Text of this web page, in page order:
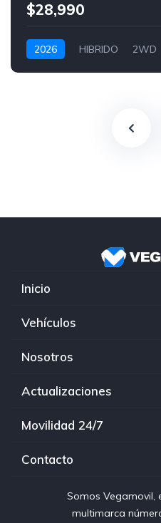
$28,990
2026 HIBRIDO 2WD
Inicio
Vehículos
Nosotros
Actualizaciones
Movilidad 24/7
Contacto
Somos
multimarca